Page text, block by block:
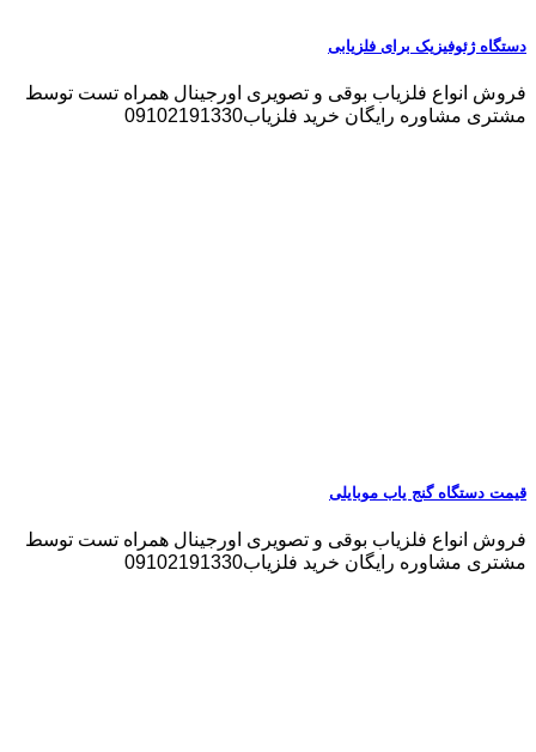
دستگاه ژئوفیزیک برای فلزیابی
فروش انواع فلزیاب بوقی و تصویری اورجینال همراه تست توسط
مشتری مشاوره رایگان خرید فلزیاب09102191330
قیمت دستگاه گنج یاب موبایلی
فروش انواع فلزیاب بوقی و تصویری اورجینال همراه تست توسط
مشتری مشاوره رایگان خرید فلزیاب09102191330